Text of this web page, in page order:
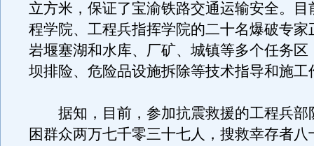
立方米，保证了宝渝铁路交通运输安全。目
程学院、工程兵指挥学院的二十名爆破专家
岩堰塞湖和水库、厂矿、城镇等多个任务区
坝排险、危险品设施拆除等技术指导和施工
据知，目前，参加抗震救援的工程兵部
困群众两万七千零三十七人，搜救幸存者八